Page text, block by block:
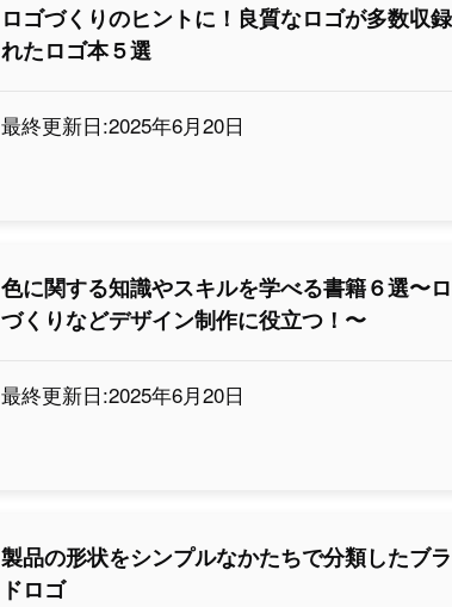
ロゴづくりのヒントに！良質なロゴが多数収
れたロゴ本５選
最終更新日:2025年6月20日
色に関する知識やスキルを学べる書籍６選〜
づくりなどデザイン制作に役立つ！〜
最終更新日:2025年6月20日
製品の形状をシンプルなかたちで分類したブ
ドロゴ